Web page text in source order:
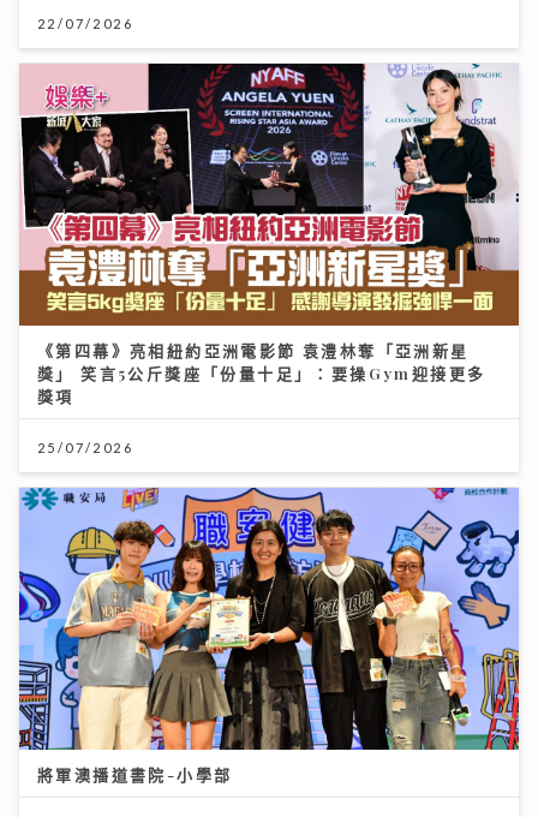
22/07/2026
《第四幕》亮相紐約亞洲電影節 袁澧林奪「亞洲新星
獎」 笑言5公斤獎座「份量十足」：要操Gym迎接更多
獎項
25/07/2026
將軍澳播道書院-小學部